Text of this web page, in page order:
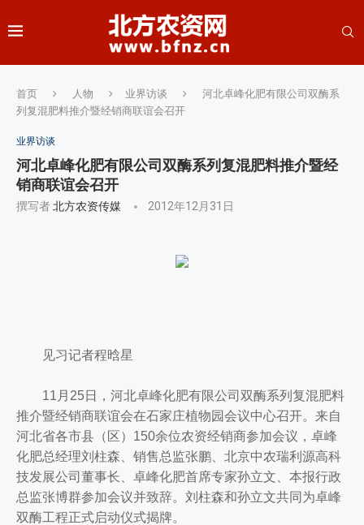
首页 人物 业界访谈
河北卓峰化肥有限公司双酶系
列复混肥料推介暨经销商联谊会召开
业界访谈
河北卓峰化肥有限公司双酶系列复混肥料推介暨经
销商联谊会召开
撰写者北方农资传媒 2012年12月31日
见习记者程晗星
11月25日，河北卓峰化肥有限公司双酶系列复混肥料
推介暨经销商联谊会在石家庄植物园会议中心召开。来自
河北省各市县（区）150余位农资经销商参加会议，卓峰
化肥总经理刘柱森、销售总监张鹏、北京中农瑞利源高科
技发展公司董事长、卓峰化肥首席专家孙立文、本报行政
总监张博群参加会议并致辞。刘柱森和孙立文共同为卓峰
双酶工程正式启动仪式揭牌。